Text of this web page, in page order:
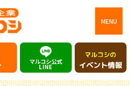
MENU
マルコシ公式
LINE